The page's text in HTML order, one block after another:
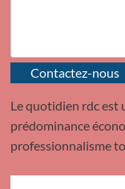
Contactez-nous
Le quotidien rdc est
prédominance
professionnalisme